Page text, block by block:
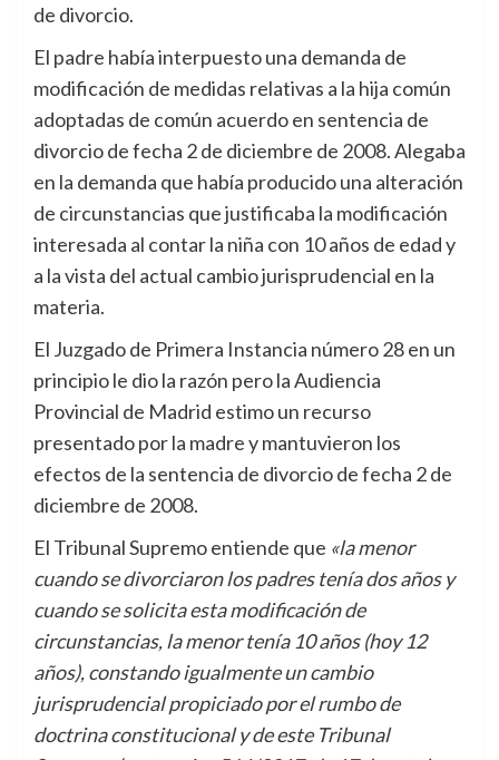
de divorcio.
El padre había interpuesto una demanda de
modificación de medidas relativas a la hija común
adoptadas de común acuerdo en sentencia de
divorcio de fecha 2 de diciembre de 2008. Alegaba
en la demanda que había producido una alteración
de circunstancias que justificaba la modificación
interesada al contar la niña con 10 años de edad y
a la vista del actual cambio jurisprudencial en la
materia.
El Juzgado de Primera Instancia número 28 en un
principio le dio la razón pero la Audiencia
Provincial de Madrid estimo un recurso
presentado por la madre y mantuvieron los
efectos de la sentencia de divorcio de fecha 2 de
diciembre de 2008.
El Tribunal Supremo entiende que «la menor
cuando se divorciaron los padres tenía dos años y
cuando se solicita esta modificación de
circunstancias, la menor tenía 10 años (hoy 12
años), constando igualmente un cambio
jurisprudencial propiciado por el rumbo de
doctrina constitucional y de este Tribunal